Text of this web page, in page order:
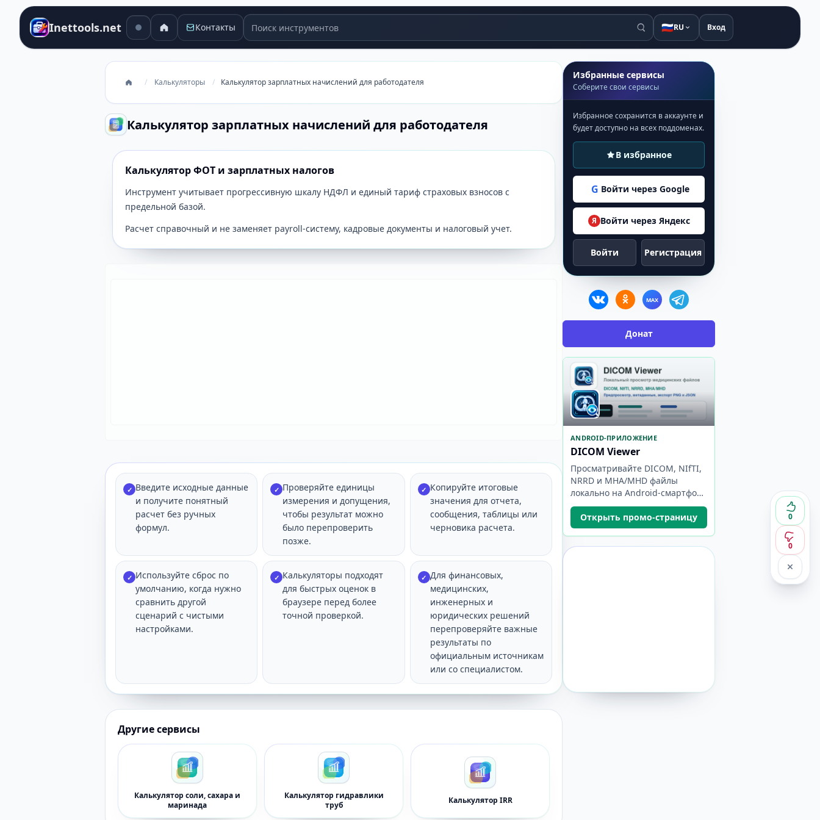
Inettools.net Контакты Поиск инструментов 🇷🇺RU Вход
/ Калькуляторы / Калькулятор зарплатных начислений для работодателя
Калькулятор зарплатных начислений для работодателя
0
0
Калькулятор ФОТ и зарплатных налогов
Инструмент учитывает прогрессивную шкалу НДФЛ и единый тариф страховых взносов с
предельной базой.
Расчет справочный и не заменяет payroll-систему, кадровые документы и налоговый учет.
✓ Введите исходные данные
и получите понятный
расчет без ручных
формул.
✓ Проверяйте единицы
измерения и допущения,
чтобы результат можно
было перепроверить
позже.
✓ Копируйте итоговые
значения для отчета,
сообщения, таблицы или
черновика расчета.
✓ Используйте сброс по
умолчанию, когда нужно
сравнить другой
сценарий с чистыми
настройками.
✓ Калькуляторы подходят
для быстрых оценок в
браузере перед более
точной проверкой.
✓ Для финансовых,
медицинских,
инженерных и
юридических решений
перепроверяйте важные
результаты по
официальным источникам
или со специалистом.
Другие сервисы
Калькулятор соли, сахара и
маринада
Калькулятор гидравлики
труб
Калькулятор IRR
Избранные сервисы
Соберите свои сервисы
Избранное сохранится в аккаунте и
будет доступно на всех поддоменах.
В избранное
G Войти через Google
Я Войти через Яндекс
Войти Регистрация
MAX
Донат
ANDROID-ПРИЛОЖЕНИЕ
DICOM Viewer
Просматривайте DICOM, NIfTI,
NRRD и MHA/MHD файлы
локально на Android-смартфоне
или планшете.
Открыть промо-страницу